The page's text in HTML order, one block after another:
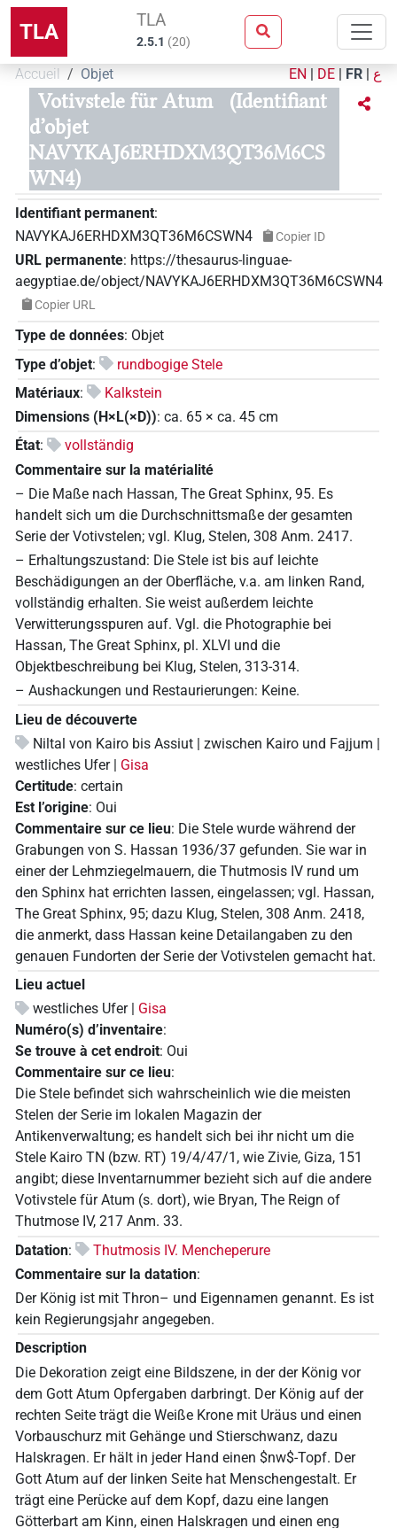
TLA TLA
2.5.1 (20)
Accueil Objet EN | DE | FR | ع
Votivstele für Atum
(Identifiant
d’objet
NAVYKAJ6ERHDXM3QT36M6CS
WN4)
Identifiant permanent:
NAVYKAJ6ERHDXM3QT36M6CSWN4
Copier ID
URL permanente: https://thesaurus-linguae-
aegyptiae.de/object/NAVYKAJ6ERHDXM3QT36M6CSWN4
Copier URL
Type de données: Objet
Type d’objet:
rundbogige Stele
Matériaux:
Kalkstein
Dimensions (H×L(×D)): ca. 65 × ca. 45 cm
État:
vollständig
Commentaire sur la matérialité
– Die Maße nach Hassan, The Great Sphinx, 95. Es
handelt sich um die Durchschnittsmaße der gesamten
Serie der Votivstelen; vgl. Klug, Stelen, 308 Anm. 2417.
– Erhaltungszustand: Die Stele ist bis auf leichte
Beschädigungen an der Oberfläche, v.a. am linken Rand,
vollständig erhalten. Sie weist außerdem leichte
Verwitterungsspuren auf. Vgl. die Photographie bei
Hassan, The Great Sphinx, pl. XLVI und die
Objektbeschreibung bei Klug, Stelen, 313-314.
– Aushackungen und Restaurierungen: Keine.
Lieu de découverte
Niltal von Kairo bis Assiut | zwischen Kairo und Fajjum |
westliches Ufer | Gisa
Certitude: certain
Est l’origine: Oui
Commentaire sur ce lieu: Die Stele wurde während der
Grabungen von S. Hassan 1936/37 gefunden. Sie war in
einer der Lehmziegelmauern, die Thutmosis IV rund um
den Sphinx hat errichten lassen, eingelassen; vgl. Hassan,
The Great Sphinx, 95; dazu Klug, Stelen, 308 Anm. 2418,
die anmerkt, dass Hassan keine Detailangaben zu den
genauen Fundorten der Serie der Votivstelen gemacht hat.
Lieu actuel
westliches Ufer | Gisa
Numéro(s) d’inventaire:
Se trouve à cet endroit: Oui
Commentaire sur ce lieu:
Die Stele befindet sich wahrscheinlich wie die meisten
Stelen der Serie im lokalen Magazin der
Antikenverwaltung; es handelt sich bei ihr nicht um die
Stele Kairo TN (bzw. RT) 19/4/47/1, wie Zivie, Giza, 151
angibt; diese Inventarnummer bezieht sich auf die andere
Votivstele für Atum (s. dort), wie Bryan, The Reign of
Thutmose IV, 217 Anm. 33.
Datation:
Thutmosis IV. Mencheperure
Commentaire sur la datation:
Der König ist mit Thron– und Eigennamen genannt. Es ist
kein Regierungsjahr angegeben.
Description
Die Dekoration zeigt eine Bildszene, in der der König vor
dem Gott Atum Opfergaben darbringt. Der König auf der
rechten Seite trägt die Weiße Krone mit Uräus und einen
Vorbauschurz mit Gehänge und Stierschwanz, dazu
Halskragen. Er hält in jeder Hand einen $nw$-Topf. Der
Gott Atum auf der linken Seite hat Menschengestalt. Er
trägt eine Perücke auf dem Kopf, dazu eine langen
Götterbart am Kinn, einen Halskragen und einen eng